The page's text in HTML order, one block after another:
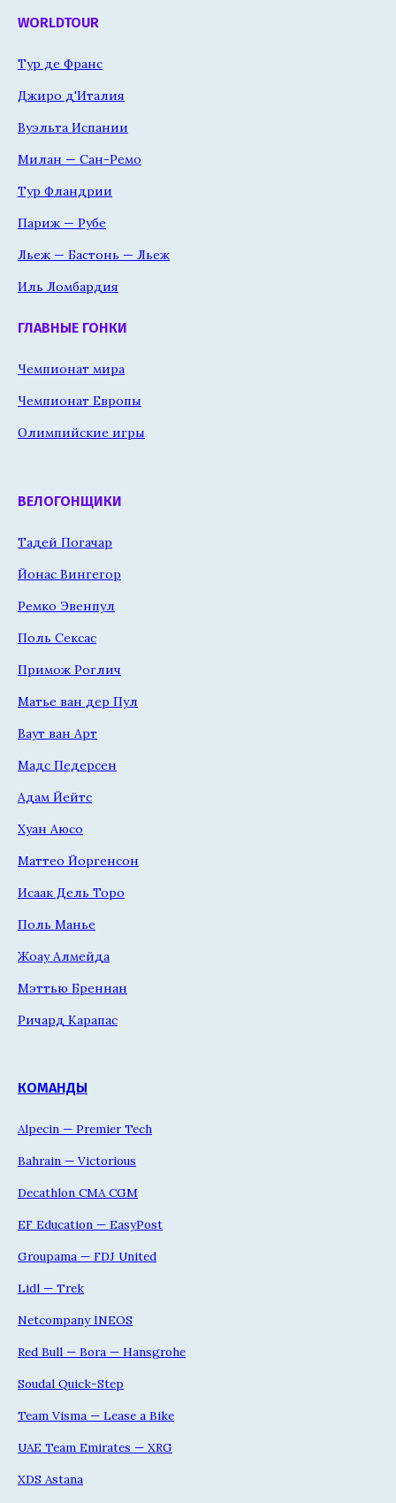
WORLDTOUR
Тур де Франс
Джиро д'Италия
Вуэльта Испании
Милан — Сан-Ремо
Тур Фландрии
Париж — Рубе
Льеж — Бастонь — Льеж
Иль Ломбардия
ГЛАВНЫЕ ГОНКИ
Чемпионат мира
Чемпионат Европы
Олимпийские игры
ВЕЛОГОНЩИКИ
Тадей Погачар
Йонас Вингегор
Ремко Эвенпул
Поль Сексас
Примож Роглич
Матье ван дер Пул
Ваут ван Арт
Мадс Педерсен
Адам Йейтс
Хуан Аюсо
Маттео Йоргенсон
Исаак Дель Торо
Поль Манье
Жоау Алмейда
Мэттью Бреннан
Ричард Карапас
КОМАНДЫ
Alpecin — Premier Tech
Bahrain — Victorious
Decathlon CMA CGM
EF Education — EasyPost
Groupama — FDJ United
Lidl — Trek
Netcompany INEOS
Red Bull — Bora — Hansgrohe
Soudal Quick-Step
Team Visma — Lease a Bike
UAE Team Emirates — XRG
XDS Astana